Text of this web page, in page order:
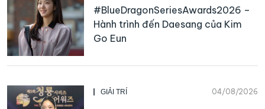
#BlueDragonSeriesAwards2026 –
Hành trình đến Daesang của Kim
Go Eun
GIẢI TRÍ 04/08/2026